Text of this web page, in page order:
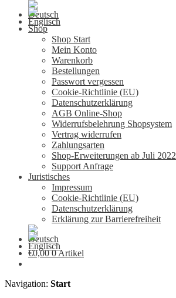
Shop
Shop Start
Mein Konto
Warenkorb
Bestellungen
Passwort vergessen
Cookie-Richtlinie (EU)
Datenschutzerklärung
AGB Online-Shop
Widerrufsbelehrung Shopsystem
Vertrag widerrufen
Zahlungsarten
Shop-Erweiterungen ab Juli 2022
Support Anfrage
Juristisches
Impressum
Cookie-Richtlinie (EU)
Datenschutzerklärung
Erklärung zur Barrierefreiheit
€0,00 0 Artikel
Navigation: Start